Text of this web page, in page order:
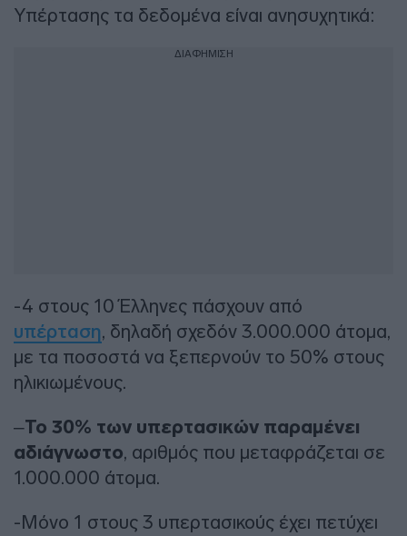
Υπέρτασης τα δεδομένα είναι ανησυχητικά:
ΔΙΑΦΗΜΙΣΗ
-4 στους 10 Έλληνες πάσχουν από
υπέρταση, δηλαδή σχεδόν 3.000.000 άτομα,
με τα ποσοστά να ξεπερνούν το 50% στους
ηλικιωμένους.
–Το 30% των υπερτασικών παραμένει
αδιάγνωστο, αριθμός που μεταφράζεται σε
1.000.000 άτομα.
-Μόνο 1 στους 3 υπερτασικούς έχει πετύχει